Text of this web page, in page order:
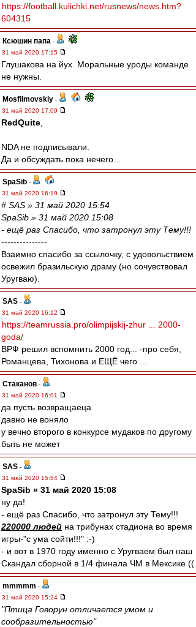
https://football.kulichki.net/rusnews/news.htm?
604315
Ксюшин папа -
31 май 2020 17:15
Глушакова на йух. Моральные уроды команде
не нужны.
Mosfilmovskiy -
31 май 2020 17:09
RedQuite
NDA не подписывали.
Да и обсуждать пока нечего...
SpaSib -
31 май 2020 16:19
# SAS » 31 май 2020 15:54
SpaSib » 31 май 2020 15:08
- ещё раз Спасибо, что затронул эту Тему!!!
---------------
Взаимно спасибо за ссылочку, с удовольствием
освежил бразильскую драму (но сочувствовал
Уругваю).
SAS -
31 май 2020 16:12
https://teamrussia.pro/olimpijskij-zhur ... 2000-
goda/
ВРФ решил вспомнить 2000 год... -про себя,
Романцева, Тихонова и ЕЩЁ чего ...
Cтаканов -
31 май 2020 16:01
да пусть возвращаеца
давно не воняло
у вечно второго в конкурсе мудаков по другому
быть не может
SAS -
31 май 2020 15:54
SpaSib » 31 май 2020 15:08
ну да!
- ещё раз Спасибо, что затронул эту Тему!!!
220000 людей на трибунах стадиона во время
игры-"с ума сойти!!!" :-)
- и вот в 1970 году именно с Уругваем был наш
Скандал сборной в 1/4 финала ЧМ в Мексике ((
mmmmm -
31 май 2020 15:24
"Птица Говорун отличается умом и
сообразительностью"